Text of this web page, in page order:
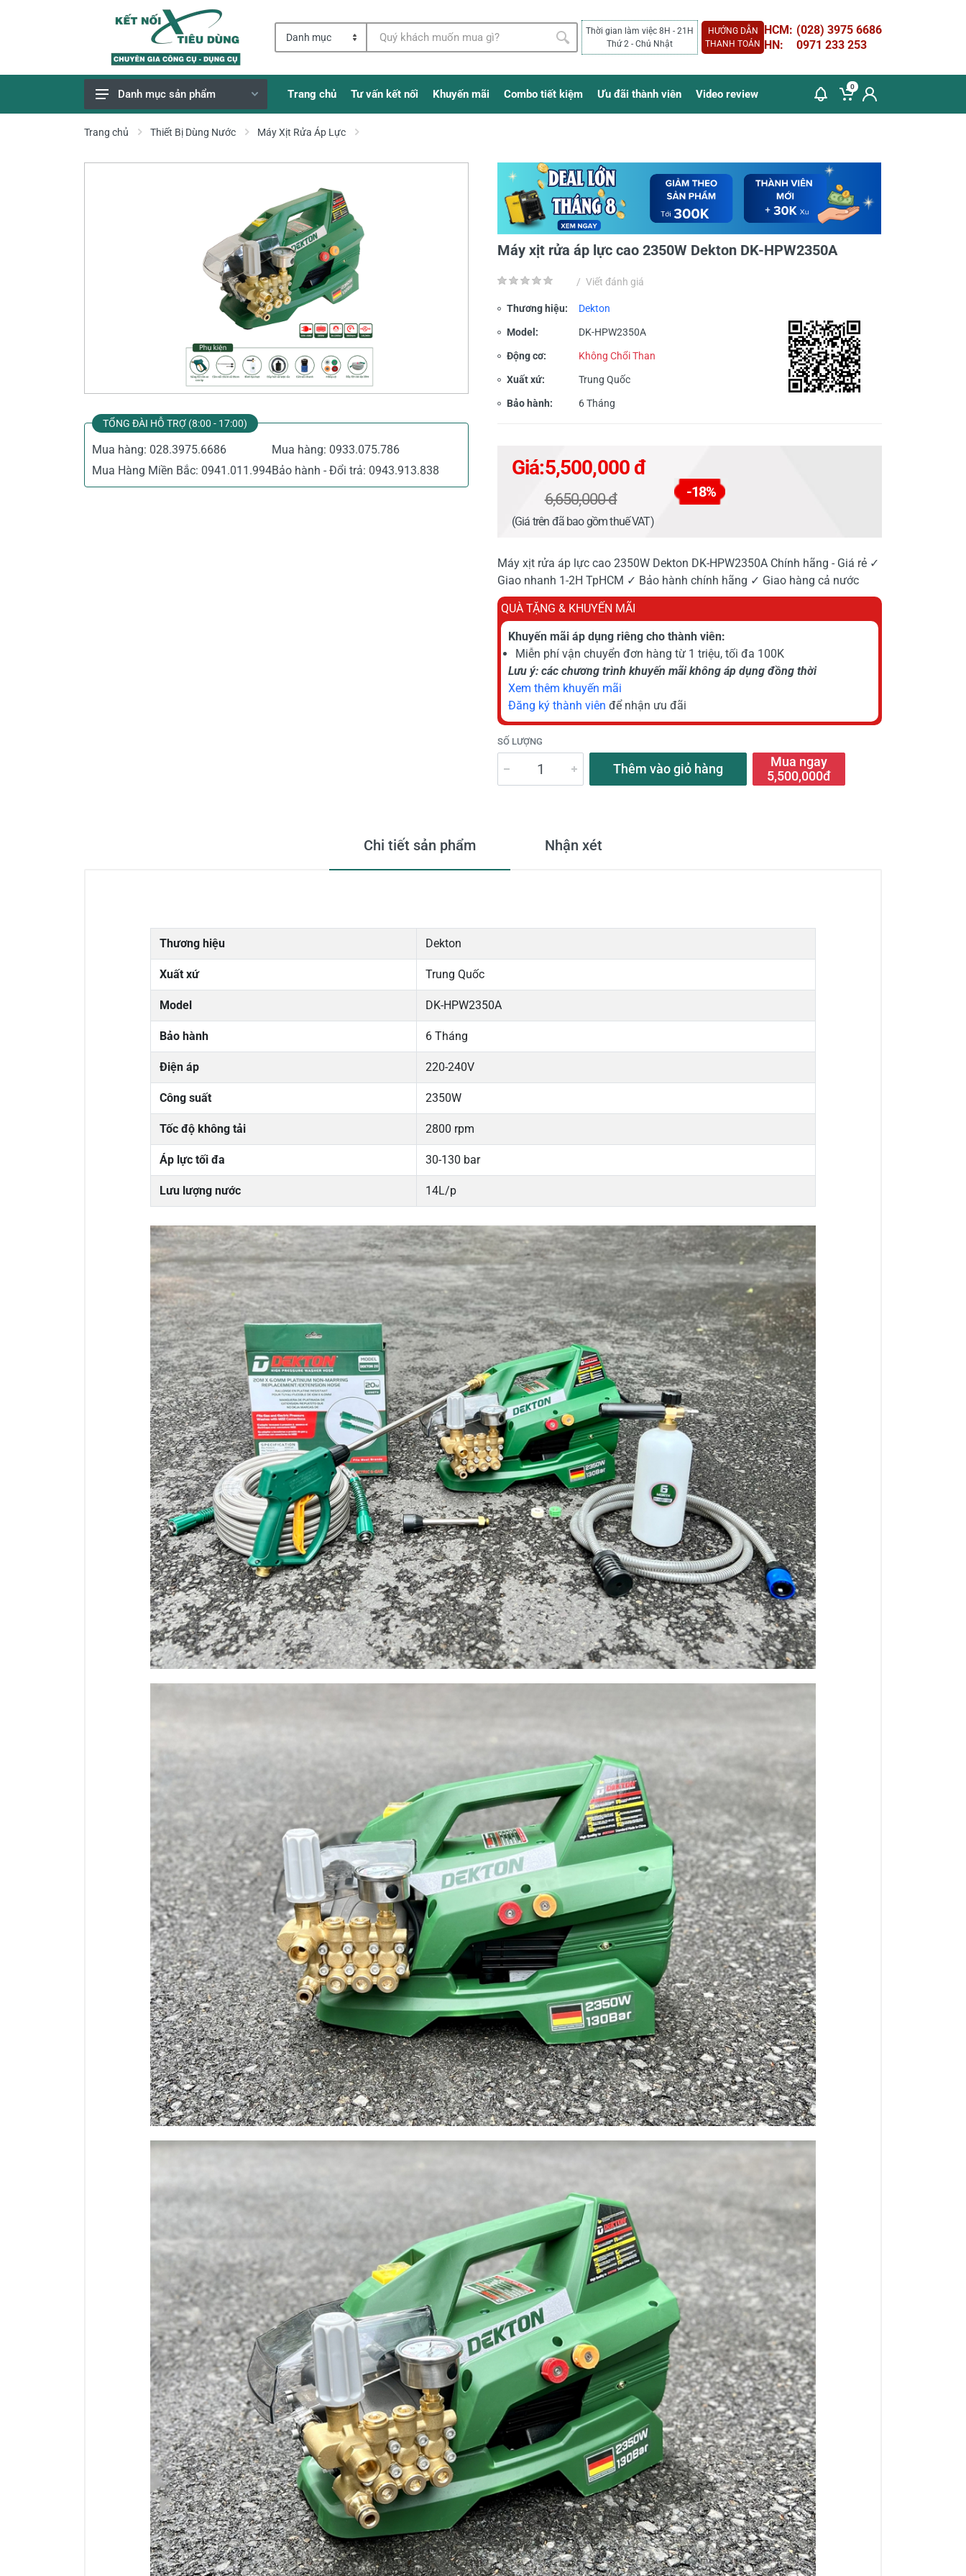
Thời gian làm việc 8H - 21H
Thứ 2 - Chủ Nhật
HƯỚNG DẪN
THANH TOÁN
HCM: (028) 3975 6686
HN:
0971 233 253
Giao Hàng Miễn Phí
Đồ Bảo Hộ Lao Động
Danh mục sản phẩm Trang chủ Tư vấn kết nối Khuyến mãi Combo tiết kiệm Ưu đãi thành viên Video review
0
Trang chủ Thiết Bị Dùng Nước Máy Xịt Rửa Áp Lực
TỔNG ĐÀI HỖ TRỢ (8:00 - 17:00)
Mua hàng: 028.3975.6686 Mua hàng: 0933.075.786
Mua Hàng Miền Bắc: 0941.011.994Bảo hành - Đổi trả: 0943.913.838
Máy xịt rửa áp lực cao 2350W Dekton DK-HPW2350A
/ Viết đánh giá
Thương hiệu: Dekton
Model: DK-HPW2350A
Động cơ: Không Chổi Than
Xuất xứ: Trung Quốc
Bảo hành: 6 Tháng
Giá:5,500,000 đ
6,650,000 đ -18%
(Giá trên đã bao gồm thuế VAT)
Máy xịt rửa áp lực cao 2350W Dekton DK-HPW2350A Chính hãng - Giá rẻ ✓
Giao nhanh 1-2H TpHCM ✓ Bảo hành chính hãng ✓ Giao hàng cả nước
QUÀ TẶNG & KHUYẾN MÃI
Khuyến mãi áp dụng riêng cho thành viên:
Miễn phí vận chuyển đơn hàng từ 1 triệu, tối đa 100K
Lưu ý: các chương trình khuyến mãi không áp dụng đồng thời
Xem thêm khuyến mãi
Đăng ký thành viên để nhận ưu đãi
SỐ LƯỢNG
Thêm vào giỏ hàng
Mua ngay
5,500,000đ
Chi tiết sản phẩm Nhận xét
Thương hiệu Dekton
Xuất xứ Trung Quốc
Model DK-HPW2350A
Bảo hành 6 Tháng
Điện áp 220-240V
Công suất 2350W
Tốc độ không tải 2800 rpm
Áp lực tối đa 30-130 bar
Lưu lượng nước 14L/p